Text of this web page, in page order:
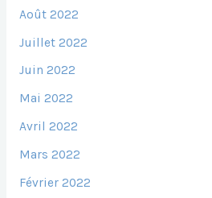
Août 2022
Juillet 2022
Juin 2022
Mai 2022
Avril 2022
Mars 2022
Février 2022